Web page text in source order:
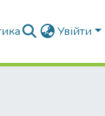
Увійти